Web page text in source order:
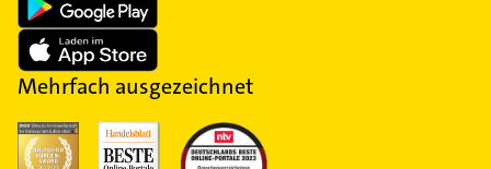
Mehrfach ausgezeichnet